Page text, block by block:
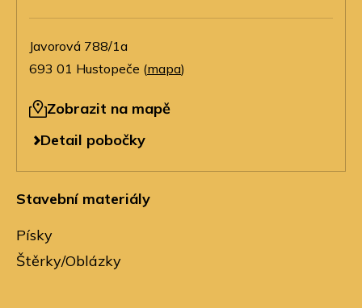
Javorová 788/1a
693 01 Hustopeče (mapa)
Zobrazit na mapě
Detail pobočky
Stavební materiály
Písky
Štěrky/Oblázky